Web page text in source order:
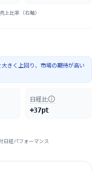
上比率（右軸）
きく上回り、市場の期待が高い
日経比
+37pt
日経パフォーマンス